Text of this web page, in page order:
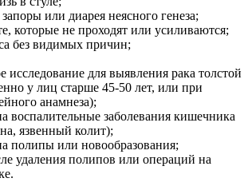
или диарея неясного генеза;
которые не проходят или усиливаются;
без видимых причин;
исследование для выявления рака толстой
у лиц старше 45-50 лет, или при
анамнеза);
воспалительные заболевания кишечника
язвенный колит);
полипы или новообразования;
удаления полипов или операций на